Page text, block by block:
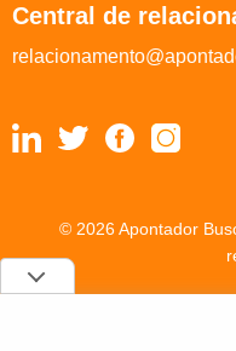
Central de
© 2026 Apontador